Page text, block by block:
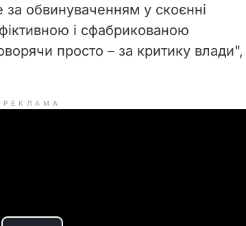
обвинуваченням у скоєнні
і сфабрикованою
просто – за критику влади",
РЕКЛАМА